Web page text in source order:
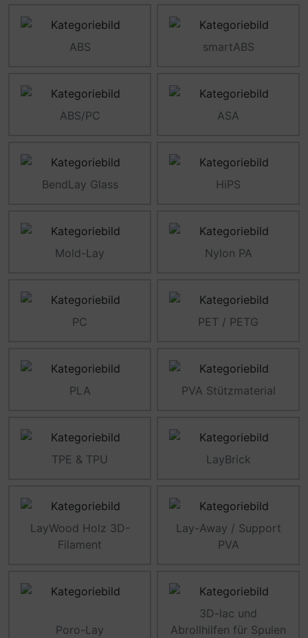
ABS smartABS
ABS/PC ASA
BendLay Glass HiPS
Mold-Lay Nylon PA
PC PET / PETG
PLA PVA Stützmaterial
TPE & TPU LayBrick
LayWood Holz 3D-
Filament
Lay-Away / Support
PVA
Poro-Lay
3D-lac und
Abrollhilfen für Spulen